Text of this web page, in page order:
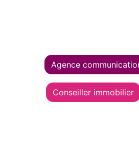
Agence
Conseiller immobilier